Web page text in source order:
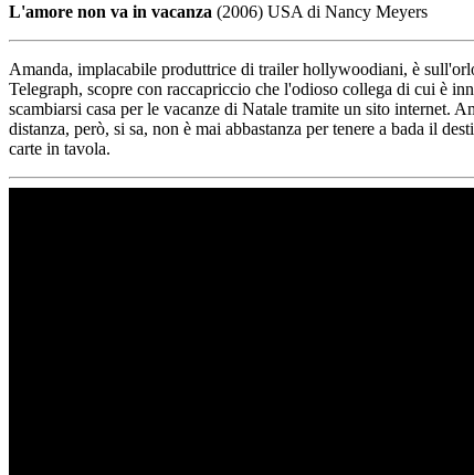
L'amore non va in vacanza (2006) USA di Nancy Meyers
Amanda, implacabile produttrice di trailer hollywoodiani, è
Telegraph, scopre con raccapriccio che l'odioso collega di cui è
scambiarsi casa per le vacanze di Natale tramite un sito internet.
distanza, però, si sa, non è mai abbastanza per tenere a bada il
carte in tavola.